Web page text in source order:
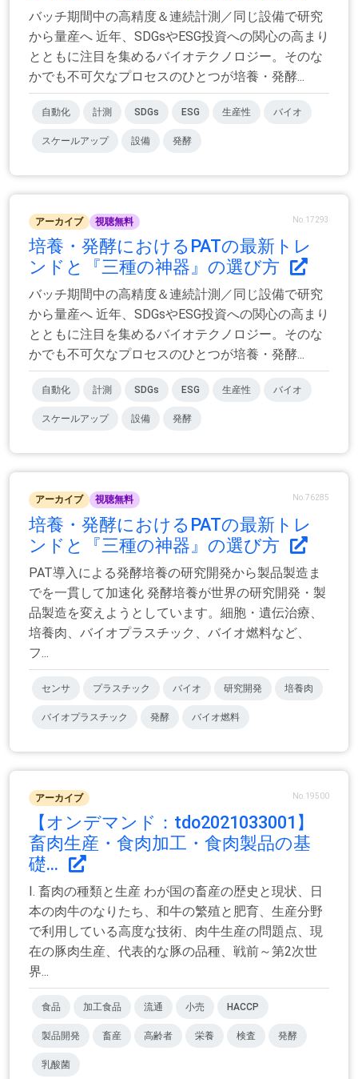
バッチ期間中の高精度＆連続計測／同じ設備で研究
から量産へ 近年、SDGsやESG投資への関心の高まり
とともに注目を集めるバイオテクノロジー。そのな
かでも不可欠なプロセスのひとつが培養・発酵...
自動化 計測 SDGs ESG 生産性 バイオ
スケールアップ 設備 発酵
アーカイブ 視聴無料 No.17293
培養・発酵におけるPATの最新トレ
ンドと『三種の神器』の選び方
バッチ期間中の高精度＆連続計測／同じ設備で研究
から量産へ 近年、SDGsやESG投資への関心の高まり
とともに注目を集めるバイオテクノロジー。そのな
かでも不可欠なプロセスのひとつが培養・発酵...
自動化 計測 SDGs ESG 生産性 バイオ
スケールアップ 設備 発酵
アーカイブ 視聴無料 No.76285
培養・発酵におけるPATの最新トレ
ンドと『三種の神器』の選び方
PAT導入による発酵培養の研究開発から製品製造ま
でを一貫して加速化 発酵培養が世界の研究開発・製
品製造を変えようとしています。細胞・遺伝治療、
培養肉、バイオプラスチック、バイオ燃料など、
フ...
センサ プラスチック バイオ 研究開発 培養肉
バイオプラスチック 発酵 バイオ燃料
アーカイブ No.19500
【オンデマンド：tdo2021033001】
畜肉生産・食肉加工・食肉製品の基
礎...
Ⅰ. 畜肉の種類と生産 わが国の畜産の歴史と現状、日
本の肉牛のなりたち、和牛の繁殖と肥育、生産分野
で利用している高度な技術、肉牛生産の問題点、現
在の豚肉生産、代表的な豚の品種、戦前～第2次世
界...
食品 加工食品 流通 小売 HACCP
製品開発 畜産 高齢者 栄養 検査 発酵
乳酸菌